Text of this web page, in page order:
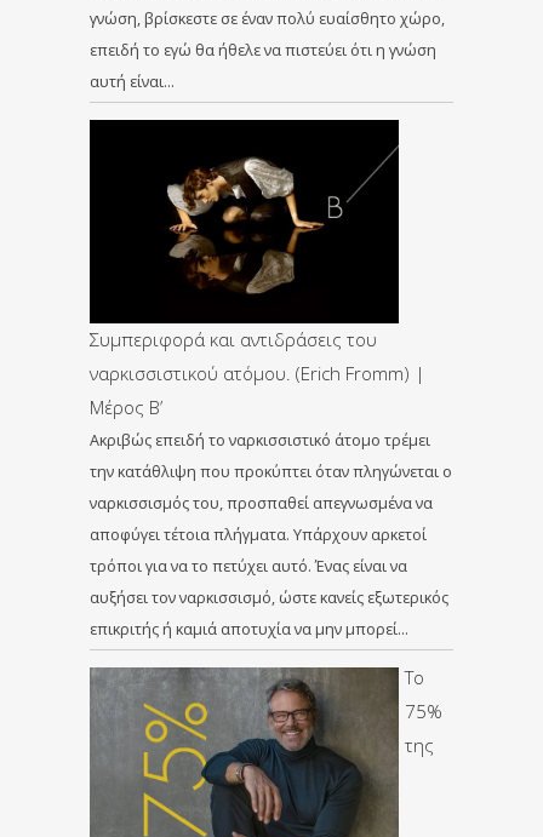
γνώση, βρίσκεστε σε έναν πολύ ευαίσθητο χώρο,
επειδή το εγώ θα ήθελε να πιστεύει ότι η γνώση
αυτή είναι…
Συμπεριφορά και αντιδράσεις του
ναρκισσιστικού ατόμου. (Erich Fromm) |
Μέρος Β’
Ακριβώς επειδή το ναρκισσιστικό άτομο τρέμει
την κατάθλιψη που προκύπτει όταν πληγώνεται ο
ναρκισσισμός του, προσπαθεί απεγνωσμένα να
αποφύγει τέτοια πλήγματα. Υπάρχουν αρκετοί
τρόποι για να το πετύχει αυτό. Ένας είναι να
αυξήσει τον ναρκισσισμό, ώστε κανείς εξωτερικός
επικριτής ή καμιά αποτυχία να μην μπορεί…
Το
75%
της